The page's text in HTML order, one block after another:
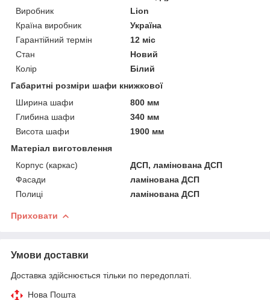
Виробник
Lion
Країна виробник
Україна
Гарантійний термін
12 міс
Стан
Новий
Колір
Білий
Габаритні розміри шафи книжкової
Ширина шафи
800 мм
Глибина шафи
340 мм
Висота шафи
1900 мм
Матеріал виготовлення
Корпус (каркас)
ДСП, ламінована ДСП
Фасади
ламінована ДСП
Полиці
ламінована ДСП
Приховати
Умови доставки
Доставка здійснюється тільки по передоплаті.
Нова Пошта